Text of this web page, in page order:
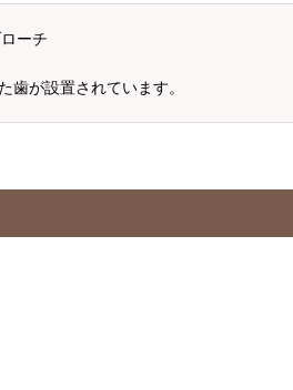
ーチ
が設置されています。